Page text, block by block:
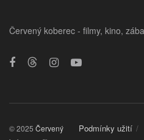
Červený koberec - filmy, kino,
Podmínky užití
© 2025 Červený